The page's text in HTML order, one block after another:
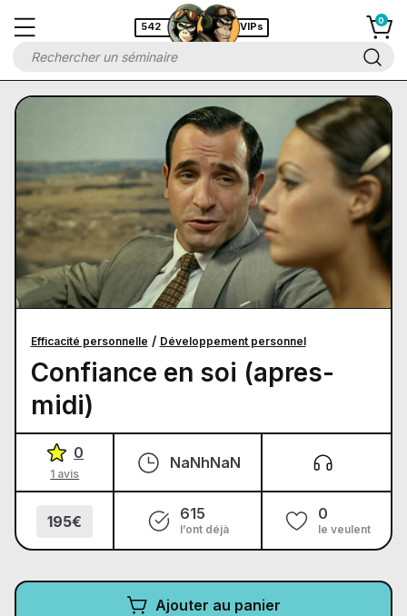
542 VIPs
Efficacité personnelle / Développement personnel
Confiance en soi (apres-
midi)
0
1 avis
195€
NaNhNaN
615
l’ont déjà
0
le veulent
Ajouter au panier